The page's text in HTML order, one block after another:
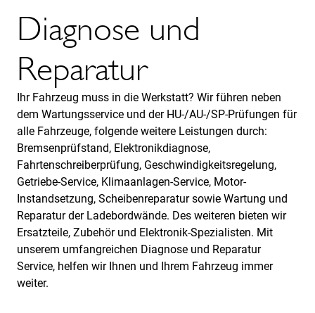
Diagnose und
Reparatur
Ihr Fahrzeug muss in die Werkstatt? Wir führen neben
dem Wartungsservice und der HU-/AU-/SP-Prüfungen für
alle Fahrzeuge, folgende weitere Leistungen durch:
Bremsenprüfstand, Elektronikdiagnose,
Fahrtenschreiberprüfung, Geschwindigkeitsregelung,
Getriebe-Service, Klimaanlagen-Service, Motor-
Instandsetzung, Scheibenreparatur sowie Wartung und
Reparatur der Ladebordwände. Des weiteren bieten wir
Ersatzteile, Zubehör und Elektronik-Spezialisten. Mit
unserem umfangreichen Diagnose und Reparatur
Service, helfen wir Ihnen und Ihrem Fahrzeug immer
weiter.